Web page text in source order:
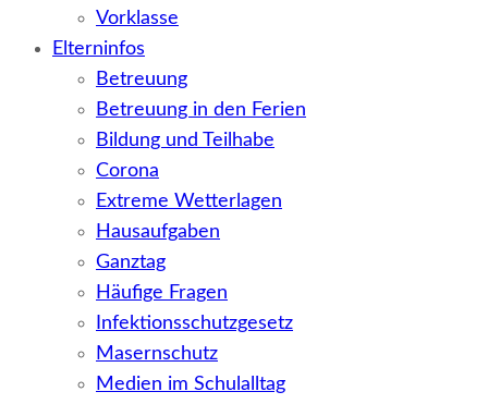
Vorklasse
Elterninfos
Betreuung
Betreuung in den Ferien
Bildung und Teilhabe
Corona
Extreme Wetterlagen
Hausaufgaben
Ganztag
Häufige Fragen
Infektionsschutzgesetz
Masernschutz
Medien im Schulalltag